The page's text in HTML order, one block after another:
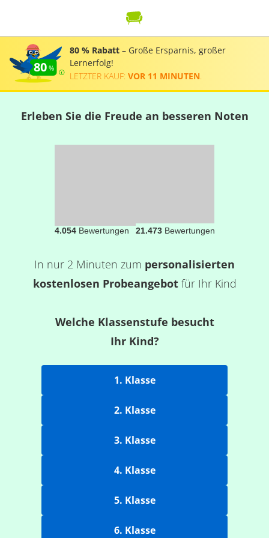
80
80 % Rabatt – Große Ersparnis, großer
Lernerfolg!
LETZTER KAUF: VOR 11 MINUTEN
Erleben Sie die Freude an besseren Noten
4.054Bewertungen 21.473Bewertungen
In nur 2 Minuten zum personalisierten
kostenlosen Probeangebotfür Ihr Kind
Welche Klassenstufe besucht
Ihr Kind?
1. Klasse
2. Klasse
3. Klasse
4. Klasse
5. Klasse
6. Klasse